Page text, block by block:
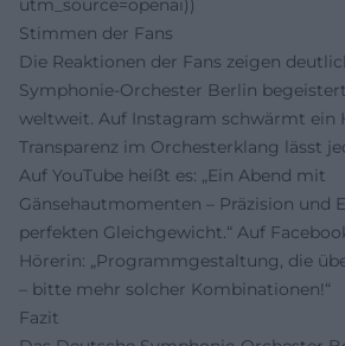
utm_source=openai))
Stimmen der Fans
Die Reaktionen der Fans zeigen
Symphonie-Orchester Berlin
weltweit. Auf Instagram schwärmt ein
Transparenz im Orchesterklang lässt
Auf YouTube heißt es: „Ein Abend mit
Gänsehautmomenten – Präzision und
perfekten Gleichgewicht.“ Auf
Hörerin: „Programmgestaltung, die
– bitte mehr solcher Kombinationen!“
Fazit